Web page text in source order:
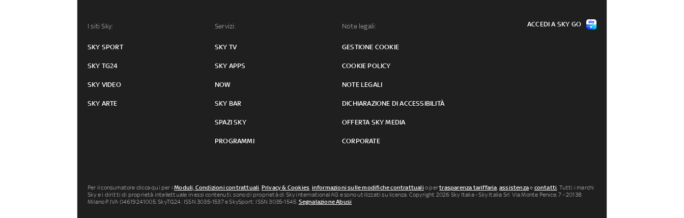
I siti Sky:
SKY SPORT
SKY TG24
SKY VIDEO
SKY ARTE
Servizi:
SKY TV
SKY APPS
NOW
SKY BAR
SPAZI SKY
PROGRAMMI
Note legali:
GESTIONE COOKIE
COOKIE POLICY
NOTE LEGALI
DICHIARAZIONE DI ACCESSIBILITÀ
OFFERTA SKY MEDIA
CORPORATE
ACCEDI A SKY GO
Per il consumatore clicca qui per iModuli, Condizioni contrattuali, Privacy & Cookies, informazioni sulle modifiche contrattuali o pertrasparenza tariffaria,assistenzae contatti. Tutti i marchi
Sky e i diritti di proprietà intellettuale in essi contenuti, sono di proprietà di Sky international AG e sono utilizzati su licenza. Copyright 2026 Sky Italia - Sky Italia Srl Via Monte Penice, 7 - 20138
Milano P.IVA 04619241005. SkyTG24: ISSN 3035-1537 e SkySport: ISSN 3035-1545. Segnalazione Abusi